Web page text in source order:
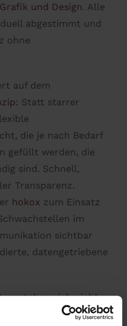
Grafik und Design. Alle
abgestimmt und
ohne
auf dem
: Statt starrer
die je nach Bedarf
gefüllt werden, die
sind. Schnell,
Transparenz.
hokox zum Einsatz
im
sichtbar
datengetriebene
verstehen sich nicht
als externe